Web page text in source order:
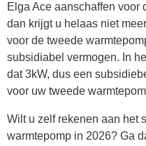
Elga Ace aanschaffen voor
dan krijgt u helaas niet
voor de tweede
subsidiabel vermogen. In
dat 3kW, dus een
voor uw tweede
Wilt u zelf rekenen aan het
warmtepomp in 2026? Ga